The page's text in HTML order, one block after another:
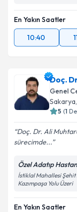
En Yakın Saatler
10:40
Doç.
Genel
Sakarya
5 (1
Doç. Dr. Ali
sürecimde...
Özel Adatıp
İstiklal Mahallesi
Kazımpaşa Yolu Üzeri
En Yakın Saatler